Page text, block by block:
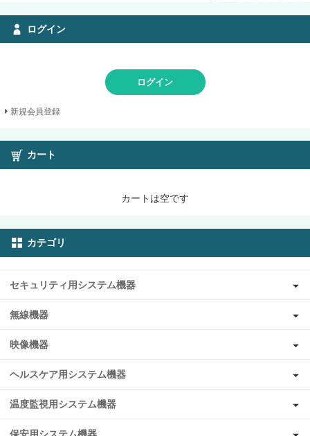
ログイン
ログイン
新規会員登録
カート
カートは空です
カテゴリ
セキュリティ用システム機器
無線機器
映像機器
ヘルスケア用システム機器
温度監視用システム機器
保安用システム機器